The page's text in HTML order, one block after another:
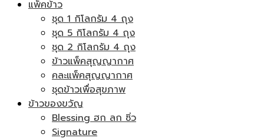
แพ็คข้าว
ชุด 1 กิโลกรัม 4 ถุง
ชุด 5 กิโลกรัม 4 ถุง
ชุด 2 กิโลกรัม 4 ถุง
ข้าวแพ็คสุญญากาศ
คละแพ็คสุญญากาศ
ชุดข้าวเพื่อสุขภาพ
ข้าวของขวัญ
Blessing ฮก ลก ซิ่ว
Signature